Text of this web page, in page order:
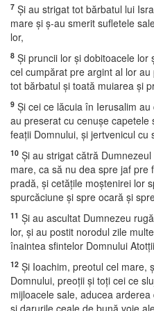
7 Şi au strigat tot bărbatul lui
mare şi ş-au smerit sufletele
lor,
8 Şi pruncii lor şi dobitoacele lor
cel cumpărat pre argint al lor
tot bărbatul şi toată muiarea şi
9 Şi cei ce lăcuia în Ierusalim
au preserat cu cenuşe
feaţii Domnului, şi jertvenicul cu
10 Şi au strigat cătră
mare, ca să nu dea spre jaf pre
pradă, şi cetăţile moştenirei lor
spurcăciune şi spre ocară şi
11 Şi au ascultat Dumnezeu
lor, şi au postit norodul zile
înaintea sfintelor Domnului
12 Şi Ioachim, preotul cel mare,
Domnului, preoţii şi toţi cei ce
mijloacele sale, aducea
şi darurile ceale de bună voie